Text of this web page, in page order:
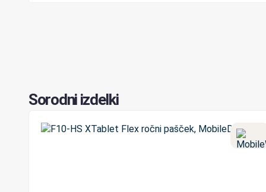
Sorodni izdelki